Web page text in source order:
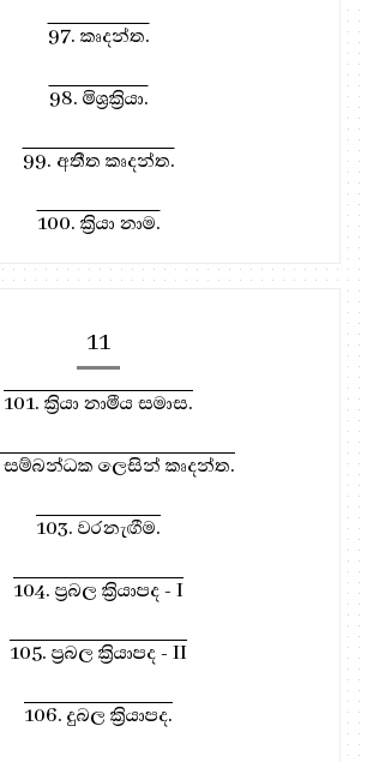
97. කෘදන්ත.
98. මිශ්‍රක්‍රියා.
99. අතීත කෘදන්ත.
100. ක්‍රියා නාම.
11
101. ක්‍රියා නාමීය සමාස.
සම්බන්ධක ලෙසින් කෘදන්ත.
103. වරනැඟීම.
104. ප්‍රබල ක්‍රියාපද - I
105. ප්‍රබල ක්‍රියාපද - II
106. දුබල ක්‍රියාපද.